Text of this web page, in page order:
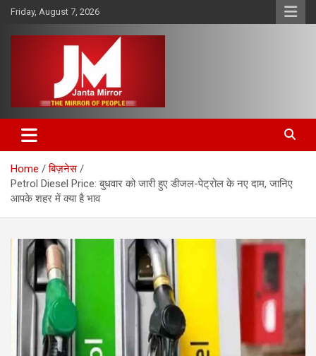
Skip
content
Friday, August 7, 2026
Janta Mirror
Home
बिज़नेस
Petrol Diesel Price: बुधवार को जारी हुए डीजल-पेट्रोल के नए दाम, जानिए
आपके शहर में क्‍या है भाव